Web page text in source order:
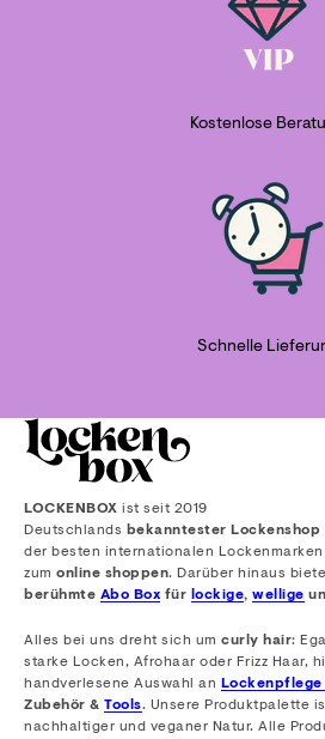
Kostenlose
Schnelle
LOCKENBOX ist seit 2019
Deutschlands bekanntester Lockenshop
der besten internationalen
zum online shoppen. Darüber hinaus
berühmte Abo Box für lockige, wellige
Alles bei uns dreht sich um curly hair:
starke Locken, Afrohaar oder Frizz Haar,
handverlesene Auswahl an
Zubehör & Tools. Unsere Produktpalette
nachhaltiger und veganer Natur. Alle